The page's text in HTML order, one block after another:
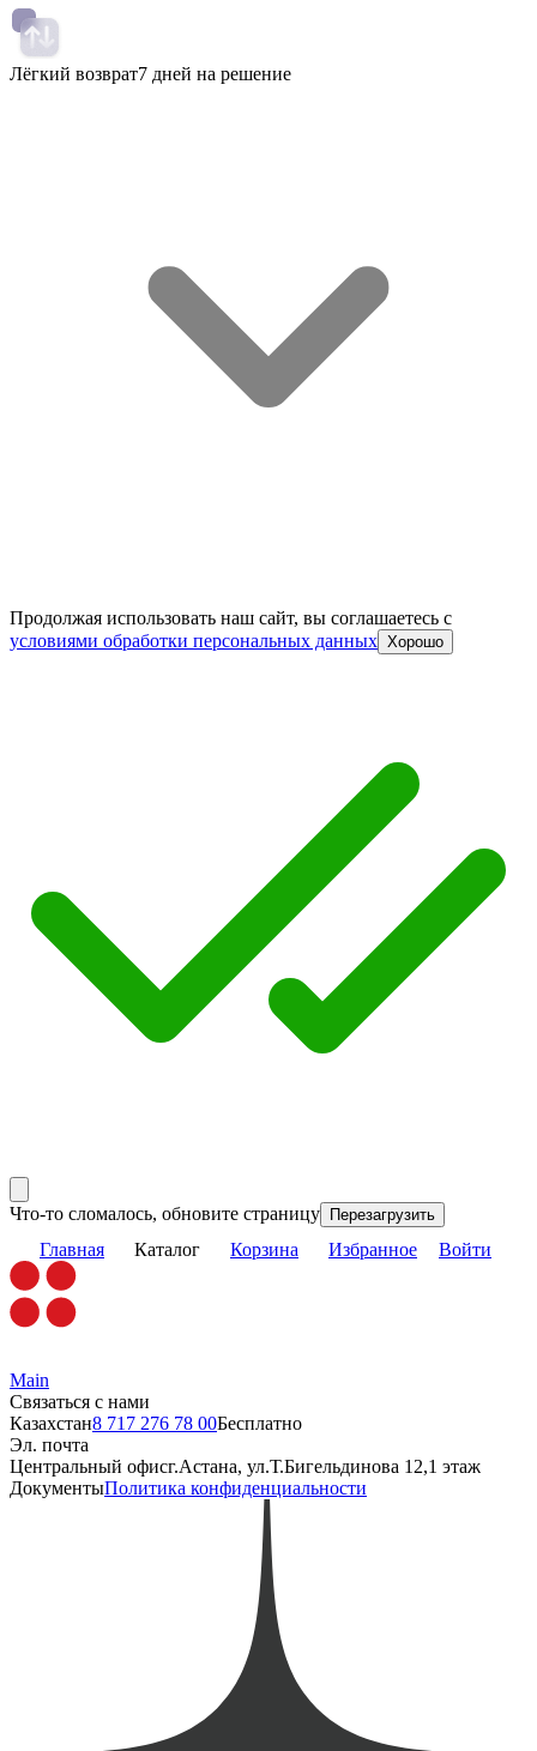
Лёгкий возврат7 дней на решение
Продолжая использовать наш сайт, вы соглашаетесь c
условиями обработки персональных данных Хорошо
Что-то сломалось, обновите страницу Перезагрузить
Главная Каталог Корзина Избранное Войти
Main
Связаться с нами
Казахстан8 717 276 78 00Бесплатно
Эл. почта
Центральный офисг.Астана, ул.Т.Бигельдинова 12,1 этаж
ДокументыПолитика конфиденциальности